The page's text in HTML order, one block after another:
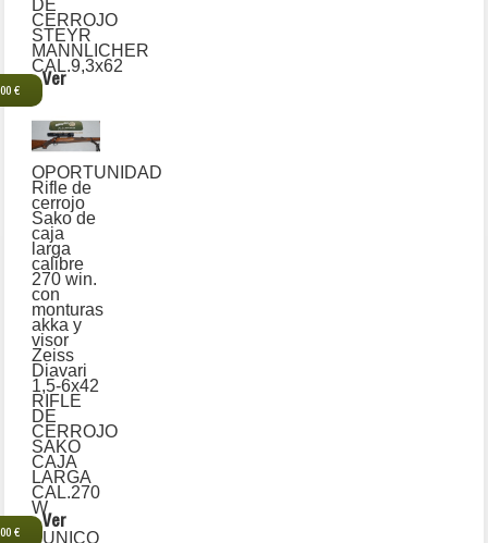
DE
CERROJO
STEYR
MANNLICHER
CAL.9,3x62
€
Ver
OPORTUNIDAD
Rifle de
cerrojo
Sako de
caja
larga
calibre
270 win.
con
monturas
akka y
visor
Zeiss
Diavari
1,5-6x42
RIFLE
DE
CERROJO
SAKO
CAJA
LARGA
CAL.270
W
€
Ver
UNICO